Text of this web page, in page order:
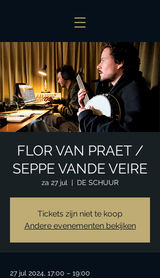
FLOR VAN PRAET /
SEPPE VANDE VEIRE
za 27 jul
  |
DE SCHUUR
Tickets zijn niet te koop
Andere evenementen bekijken
27 jul 2024, 17:00 – 19:00